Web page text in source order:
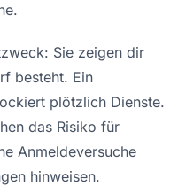
Sie zeigen dir
besteht. Ein
plötzlich Dienste.
das Risiko für
Anmeldeversuche
hinweisen.